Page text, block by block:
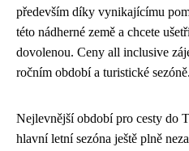
především díky vynikajícímu
této nádherné země a chcete
dovolenou. Ceny all inclusive
ročním období a turistické sezóně.
Nejlevnější období pro cesty do
hlavní letní sezóna ještě plně